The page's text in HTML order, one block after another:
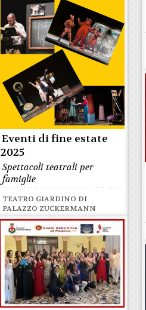
Eventi di fine estate
2025
Spettacoli teatrali per
famiglie
TEATRO GIARDINO DI
PALAZZO ZUCKERMANN